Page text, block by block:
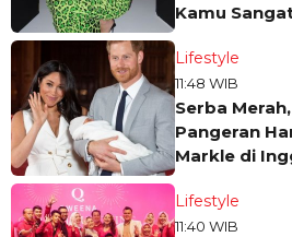
Kamu
Lifestyle
11:48 WIB
Serba
Pangeran
Markle di
Lifestyle
11:40 WIB